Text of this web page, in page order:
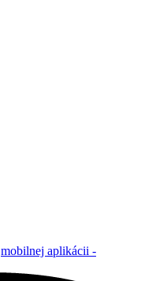
mobilnej aplikácii -